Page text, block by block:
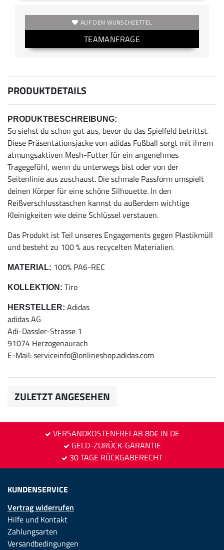
AUF DEN WUNSCHZETTEL
TEAMANFRAGE
PRODUKTDETAILS
PRODUKTBESCHREIBUNG:
So siehst du schon gut aus, bevor du das Spielfeld betrittst.
Diese Präsentationsjacke von adidas Fußball sorgt mit ihrem
atmungsaktiven Mesh-Futter für ein angenehmes
Tragegefühl, wenn du unterwegs bist oder von der
Seitenlinie aus zuschaust. Die schmale Passform umspielt
deinen Körper für eine schöne Silhouette. In den
Reißverschlusstaschen kannst du außerdem wichtige
Kleinigkeiten wie deine Schlüssel verstauen.
Das Produkt ist Teil unseres Engagements gegen Plastikmüll
und besteht zu 100 % aus recycelten Materialien.
MATERIAL: 100% PA6-REC
KOLLEKTION: Tiro
HERSTELLER: Adidas
adidas AG
Adi-Dassler-Strasse 1
91074 Herzogenaurach
E-Mail: serviceinfo@onlineshop.adidas.com
ZULETZT ANGESEHEN
VERSANDKOSTENFREI AB 80€ IN DE
GELD-ZURÜCK-GARANTIE
30 TAGE RÜCKGABERECHT
KUNDENSERVICE
Vertrag widerrufen
Hilfe und Kontakt
Zahlungsarten
Versandbedingungen